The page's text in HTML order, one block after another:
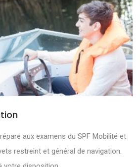
aux examens du SPF Mobilité et
restreint et général de navigation.